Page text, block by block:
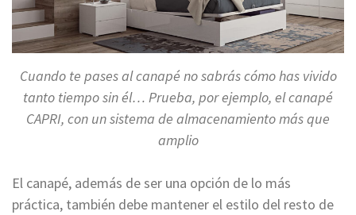
Cuando te pases al canapé no sabrás cómo has vivido
tanto tiempo sin él… Prueba, por ejemplo, el canapé
CAPRI, con un sistema de almacenamiento más que
amplio
El canapé, además de ser una opción de lo más
práctica, también debe mantener el estilo del resto de